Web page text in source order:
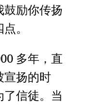
鼓励你传扬
。
多年，直
宣扬的时
信徒。当